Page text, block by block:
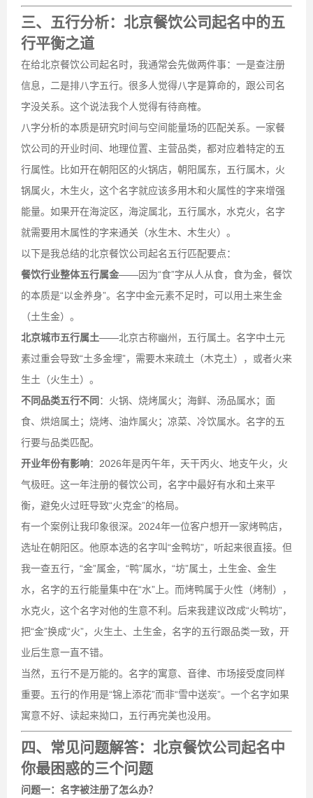
三、五行分析：北京餐饮公司起名中的五
行平衡之道
在给北京餐饮公司起名时，我通常会先做两件事：一是查注册
信息，二是排八字五行。很多人觉得八字是算命的，跟公司名
字没关系。这个说法我个人觉得有待商榷。
八字分析的本质是研究时间与空间能量场的匹配关系。一家餐
饮公司的开业时间、地理位置、主营品类，都对应着特定的五
行属性。比如开在朝阳区的火锅店，朝阳属东，五行属木，火
锅属火，木生火，这个名字就应该多用木和火属性的字来增强
能量。如果开在海淀区，海淀属北，五行属水，水克火，名字
就需要用木属性的字来通关（水生木、木生火）。
以下是我总结的北京餐饮公司起名五行匹配要点：
餐饮行业整体五行属金——因为“食”字从人从食，食为金，餐饮
的本质是“以金养身”。名字中金元素不足时，可以用土来生金
（土生金）。
北京城市五行属土——北京古称幽州，五行属土。名字中土元
素过重会导致“土多金埋”，需要木来疏土（木克土），或者火来
生土（火生土）。
不同品类五行不同 ：火锅、烧烤属火；海鲜、汤品属水；面
食、烘焙属土；烧烤、油炸属火；凉菜、冷饮属水。名字的五
行要与品类匹配。
开业年份有影响：2026年是丙午年，天干丙火、地支午火，火
气极旺。这一年注册的餐饮公司，名字中最好有水和土来平
衡，避免火过旺导致“火克金”的格局。
有一个案例让我印象很深。2024年一位客户想开一家烤鸭店，
选址在朝阳区。他原本选的名字叫“金鸭坊”，听起来很直接。但
我一查五行，“金”属金，“鸭”属水，“坊”属土，土生金、金生
水，名字的五行能量集中在“水”上。而烤鸭属于火性（烤制），
水克火，这个名字对他的生意不利。后来我建议改成“火鸭坊”，
把“金”换成“火”，火生土、土生金，名字的五行跟品类一致，开
业后生意一直不错。
当然，五行不是万能的。名字的寓意、音律、市场接受度同样
重要。五行的作用是“锦上添花”而非“雪中送炭”。一个名字如果
寓意不好、读起来拗口，五行再完美也没用。
四、常见问题解答：北京餐饮公司起名中
你最困惑的三个问题
问题一：名字被注册了怎么办？